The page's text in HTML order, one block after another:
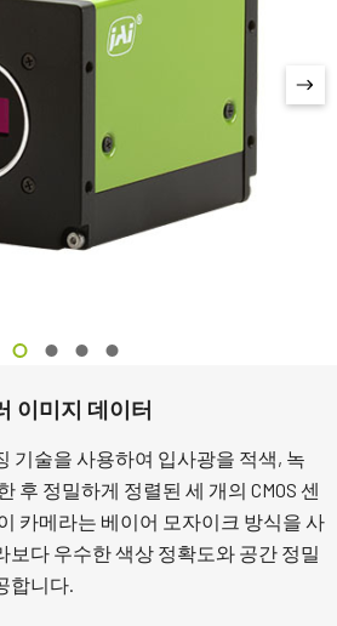
이미지 데이터
기술을 사용하여 입사광을 적색, 녹
후 정밀하게 정렬된 세 개의 CMOS 센
카메라는 베이어 모자이크 방식을 사
보다 우수한 색상 정확도와 공간 정밀
합니다.